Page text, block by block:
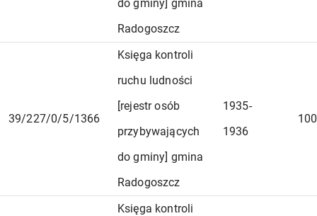
do gminy] gmina
Radogoszcz
39/227/0/5/1366
Księga kontroli
ruchu ludności
[rejestr osób
przybywających
do gminy] gmina
Radogoszcz
1935-
1936
100
Księga kontroli